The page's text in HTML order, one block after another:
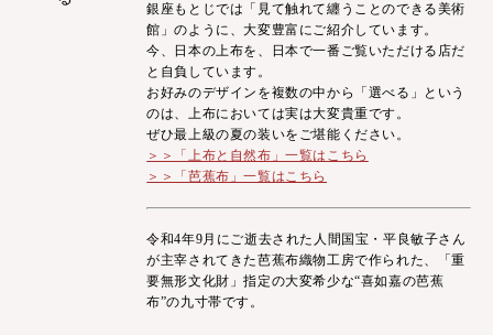
銀座もとじでは「見て触れて纏うことのできる美術
館」のように、大変豊富にご紹介しています。
今、日本の上布を、日本で一番ご覧いただける店だ
と自負しています。
お好みのデザインを複数の中から「選べる」という
のは、上布においては実は大変貴重です。
ぜひ最上級の夏の装いをご堪能ください。
＞＞「上布と自然布」一覧はこちら
＞＞「芭蕉布」一覧はこちら
令和4年9月にご逝去された人間国宝・平良敏子さん
が主宰されてきた芭蕉布織物工房で作られた、「重
要無形文化財」指定の大変希少な“喜如嘉の芭蕉
布”の九寸帯です。